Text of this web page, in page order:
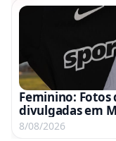
Feminino: Fotos
divulgadas em
8/08/2026